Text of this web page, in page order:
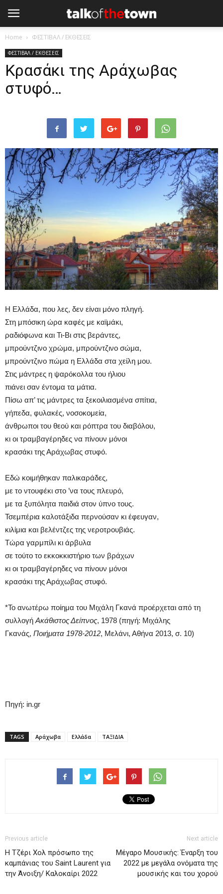
Home ΦΕΣΤΙΒΑΛ / ΕΚΘΕΣΕΙΣ
ΦΕΣΤΙΒΑΛ / ΕΚΘΕΣΕΙΣ
Κρασάκι της Αράχωβας
στυφό…
Η Ελλάδα, που λες, δεν είναι μόνο πληγή.
Στη μπόσικη ώρα καφές με καϊμάκι,
ραδιόφωνα και Τι-Βι στις βεράντες,
μπρούντζινο χρώμα, μπρούντζινο σώμα,
μπρούντζινο πώμα η Ελλάδα στα χείλη μου.
Στις μάντρες η ψαρόκολλα του ήλιου
πιάνει σαν έντομα τα μάτια.
Πίσω απ’ τις μάντρες τα ξεκοιλιασμένα σπίτια,
γήπεδα, φυλακές, νοσοκομεία,
άνθρωποι του θεού και ρόπτρα του διαβόλου,
κι οι τραμβαγέρηδες να πίνουν μόνοι
κρασάκι της Αράχωβας στυφό.
Εδώ κοιμήθηκαν παλικαράδες,
με το ντουφέκι στο ’να τους πλευρό,
με τα ξυπόλητα παιδιά στον ύπνο τους.
Τσεμπέρια καλοτάξιδα περνούσαν κι έφευγαν,
κιλίμια και βελέντζες της νεροτρουβιάς.
Τώρα γαρμπίλι κι άρβυλα
σε τούτο το εκκοκκιστήριο των βράχων
κι οι τραμβαγέρηδες να πίνουν μόνοι
κρασάκι της Αράχωβας στυφό.
*Το ανωτέρω ποίημα του Μιχάλη Γκανά προέρχεται από τη
συλλογή Ακάθιστος Δείπνος, 1978 (πηγή: Μιχάλης
Γκανάς, Ποιήματα 1978-2012, Μελάνι, Αθήνα 2013, σ. 10)
Πηγή: in.gr
TAGS Αράχωβα Ελλάδα ΤΑΞΙΔΙΑ
Previous article
Η Τζέρι Χολ πρόσωπο της
καμπάνιας του Saint Laurent για
την Άνοιξη/ Καλοκαίρι 2022
Next article
Mέγαρο Μουσικής: Έναρξη του
2022 με μεγάλα ονόματα της
μουσικής και του χορού